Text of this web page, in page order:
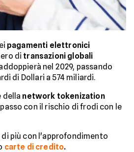
pagamenti elettronici
di transazioni globali
nel 2029, passando
di Dollari a 574 miliardi.
della network tokenization
con il rischio di frodi con le
di più con l'approfondimento
carte di credito.